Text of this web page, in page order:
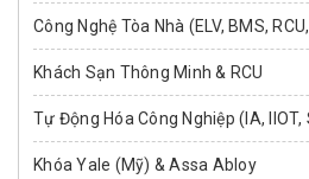
Công Nghệ Tòa Nhà (ELV, BMS,
Khách Sạn Thông Minh & RCU
Tự Động Hóa Công Nghiệp (IA, IIOT,
Khóa Yale (Mỹ) & Assa Abloy